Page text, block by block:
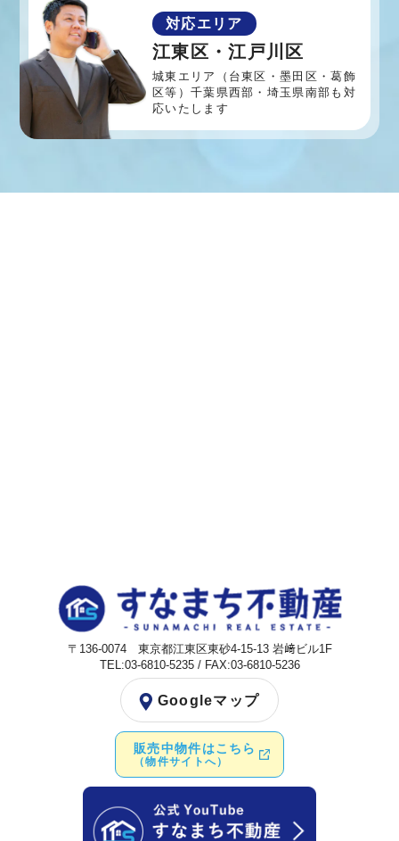
対応エリア
江東区・江戸川区
城東エリア（台東区・墨田区・葛飾
区等） 千葉県西部・埼玉県南部も対
応いたします
〒136-0074 東京都江東区東砂4-15-13 岩﨑ビル1F
TEL:03-6810-5235 / FAX:03-6810-5236
Googleマップ
販売中物件はこちら
（物件サイトへ）